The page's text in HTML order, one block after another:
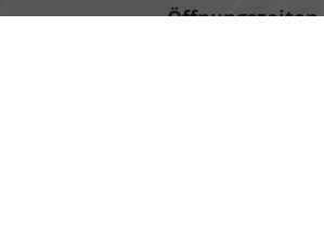
Öffnungszeiten